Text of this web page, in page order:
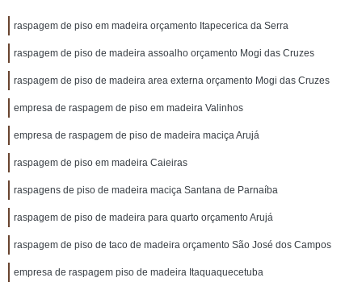
raspagem de piso em madeira orçamento Itapecerica da Serra
raspagem de piso de madeira assoalho orçamento Mogi das Cruzes
raspagem de piso de madeira area externa orçamento Mogi das Cruzes
empresa de raspagem de piso em madeira Valinhos
empresa de raspagem de piso de madeira maciça Arujá
raspagem de piso em madeira Caieiras
raspagens de piso de madeira maciça Santana de Parnaíba
raspagem de piso de madeira para quarto orçamento Arujá
raspagem de piso de taco de madeira orçamento São José dos Campos
empresa de raspagem piso de madeira Itaquaquecetuba